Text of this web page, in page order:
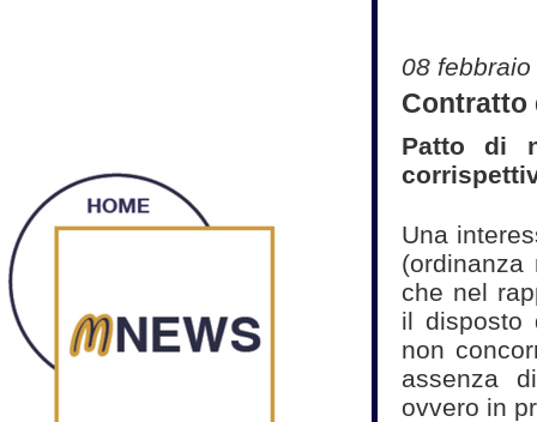
08
Contratto
Patto di
Una
che nel
il disposto
non
assenza
ovvero in